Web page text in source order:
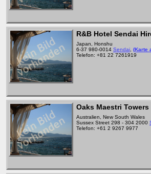
R&B Hotel Sendai
Japan, Honshu
6-37 980-0014 Sendai (Karte
Telefon: +81 22 7261919
Oaks Maestri Towers
Australien, New South Wales
Sussex Street 298 - 304 2000
Telefon: +61 2 9267 9977